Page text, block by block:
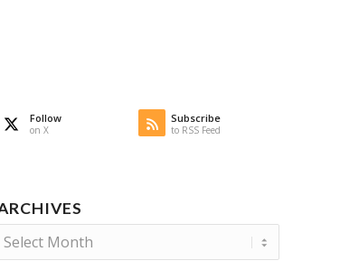
Follow
on X
Subscribe
to RSS Feed